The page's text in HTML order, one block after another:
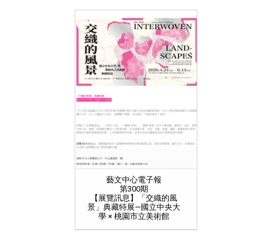
藝文中心電子報
第300期
【展覽訊息】「交織的風
景」典藏特展—國立中央大
學 × 桃園市立美術館